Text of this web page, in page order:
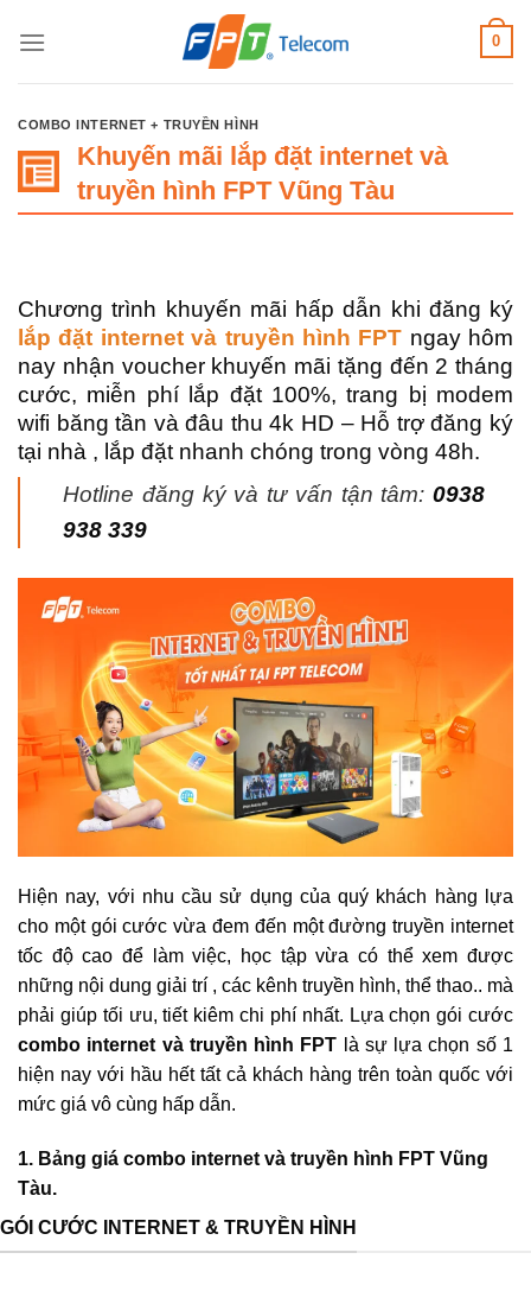
qua
0
COMBO INTERNET + TRUYỀN HÌNH
Khuyến mãi lắp đặt internet và
truyền hình FPT Vũng Tàu
Chương trình khuyến mãi hấp dẫn khi đăng ký
lắp đặt internet và truyền hình FPT ngay hôm
nay nhận voucher khuyến mãi tặng đến 2 tháng
cước, miễn phí lắp đặt 100%, trang bị modem
wifi băng tần và đâu thu 4k HD – Hỗ trợ đăng ký
tại nhà , lắp đặt nhanh chóng trong vòng 48h.
Hotline đăng ký và tư vấn tận tâm: 0938
938 339
Hiện nay, với nhu cầu sử dụng của quý khách hàng lựa
cho một gói cước vừa đem đến một đường truyền internet
tốc độ cao để làm việc, học tập vừa có thể xem được
những nội dung giải trí , các kênh truyền hình, thể thao.. mà
phải giúp tối ưu, tiết kiêm chi phí nhất. Lựa chọn gói cước
combo internet và truyền hình FPT là sự lựa chọn số 1
hiện nay với hầu hết tất cả khách hàng trên toàn quốc với
mức giá vô cùng hấp dẫn.
1. Bảng giá combo internet và truyền hình FPT Vũng
Tàu.
GÓI CƯỚC INTERNET & TRUYỀN HÌNH